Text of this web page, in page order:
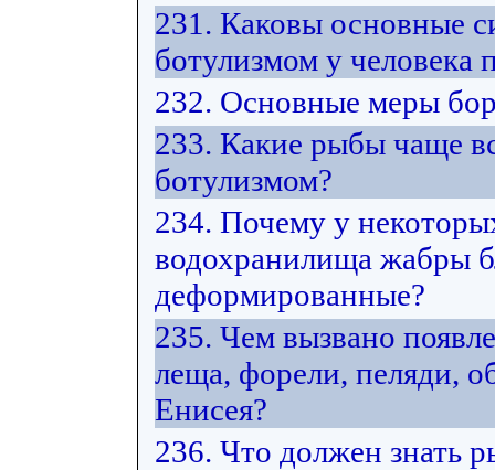
231. Каковы основные
ботулизмом у
232. Основные меры
233. Какие рыбы чаще
ботулизмом?
234. Почему у
водохранилища жабры
деформированные?
235. Чем вызвано
леща, форели, пеляди,
Енисея?
236. Что должен знать